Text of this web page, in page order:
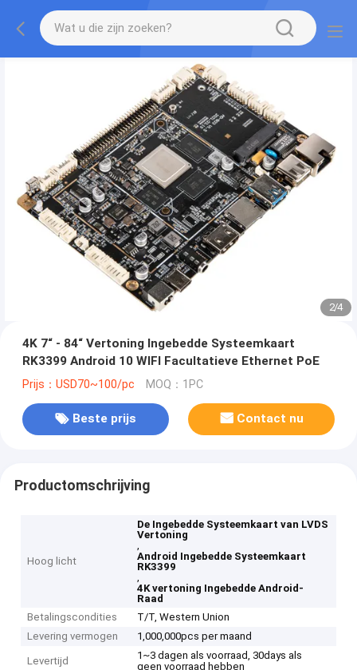
2/4
4K 7“ - 84“ Vertoning Ingebedde Systeemkaart
RK3399 Android 10 WIFI Facultatieve Ethernet PoE
Prijs：USD70~100/pc MOQ：1PC
Beste prijs Contact nu
Productomschrijving
Hoog licht
De Ingebedde Systeemkaart van LVDS
Vertoning
,
Android Ingebedde Systeemkaart
RK3399
,
4K vertoning Ingebedde Android-
Raad
Betalingscondities
T/T, Western Union
Levering vermogen
1,000,000pcs per maand
Levertijd
1~3 dagen als voorraad, 30days als
geen voorraad hebben